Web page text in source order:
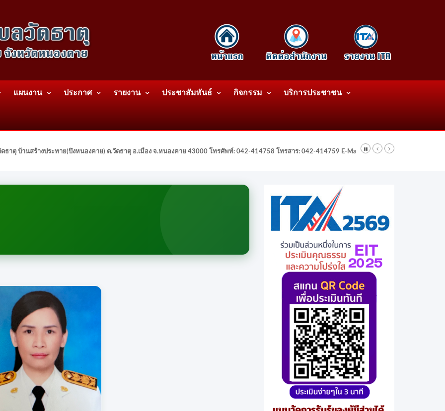
แผนงาน ประกาศ รายงาน ประชาสัมพันธ์ กิจกรรม บริการประชาชน
ธาตุ บ้านสร้างประทาย(บึงหนองคาย) ต.วัดธาตุ อ.เมือง จ.หนองคาย 43000 โทรศัพท์: 042-414758 โทรสาร: 042-414759 E-Mail: wattatnk@gmail.com